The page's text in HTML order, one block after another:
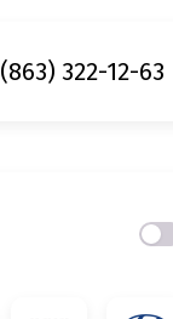
322-12-63